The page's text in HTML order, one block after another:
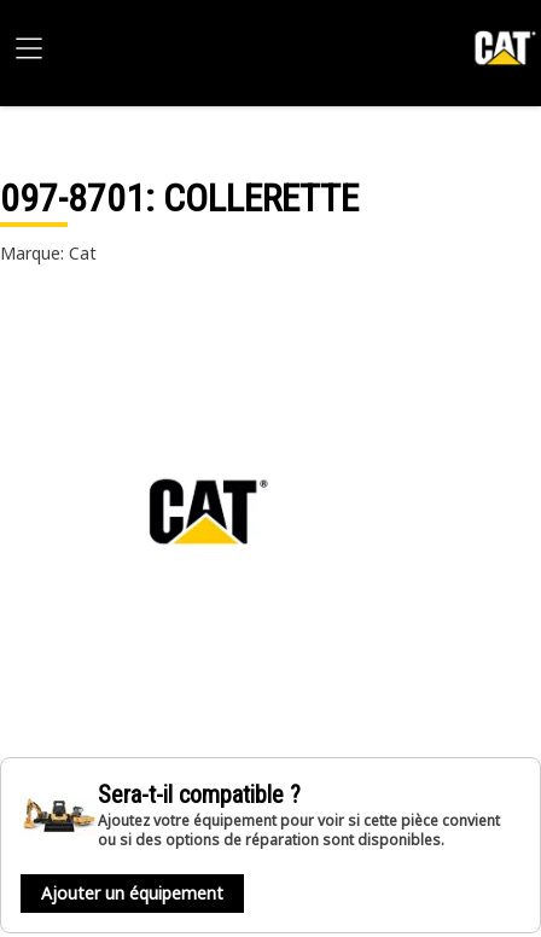
097-8701: COLLERETTE
Marque: Cat
Sera-t-il compatible ?
Ajoutez votre équipement pour voir si cette pièce convient
ou si des options de réparation sont disponibles.
Ajouter un équipement